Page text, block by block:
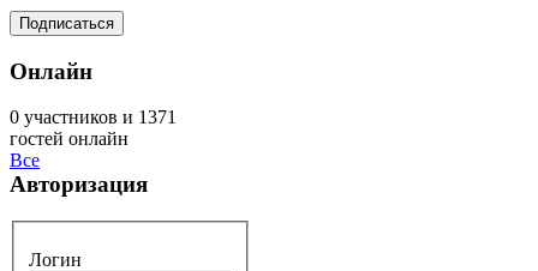
Онлайн
0 участников и 1371
гостей онлайн
Все
Авторизация
Логин